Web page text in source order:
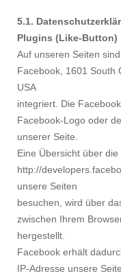
5.1.
Plugins (Like-Button)
Auf unseren Seiten
Facebook, 1601 South
USA
integriert. Die
Facebook-Logo oder
unserer Seite.
Eine Übersicht über
http://
unsere Seiten
besuchen, wird über
zwischen Ihrem
hergestellt.
Facebook erhält
IP-Adresse unsere